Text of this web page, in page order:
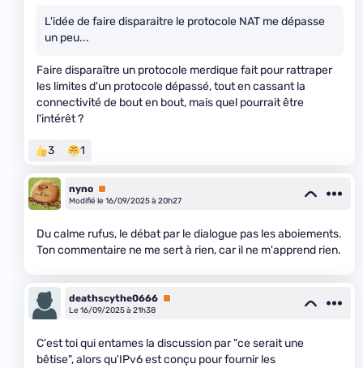
L'idée de faire disparaitre le protocole NAT me dépasse
un peu...
Faire disparaître un protocole merdique fait pour rattraper
les limites d'un protocole dépassé, tout en cassant la
connectivité de bout en bout, mais quel pourrait être
l'intérêt ?
3 1
nyno Premium
Modifié le 16/09/2025 à 20h27
Du calme rufus, le débat par le dialogue pas les aboiements.
Ton commentaire ne me sert à rien, car il ne m'apprend rien.
deathscythe0666 Premium
Le 16/09/2025 à 21h38
C'est toi qui entames la discussion par "ce serait une
bêtise", alors qu'IPv6 est conçu pour fournir les